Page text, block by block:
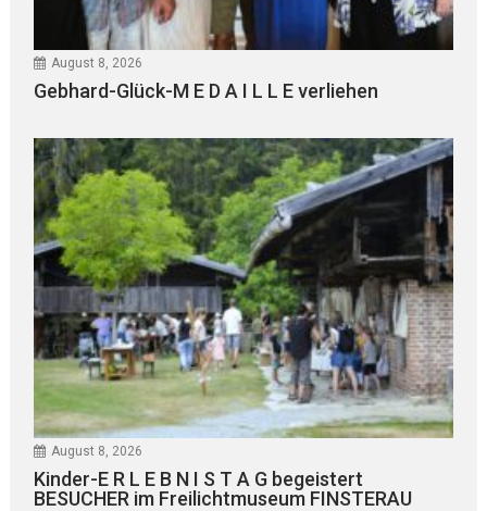
August 8, 2026
Gebhard-Glück-M E D A I L L E verliehen
August 8, 2026
Kinder-E R L E B N I S T A G begeistert
BESUCHER im Freilichtmuseum FINSTERAU